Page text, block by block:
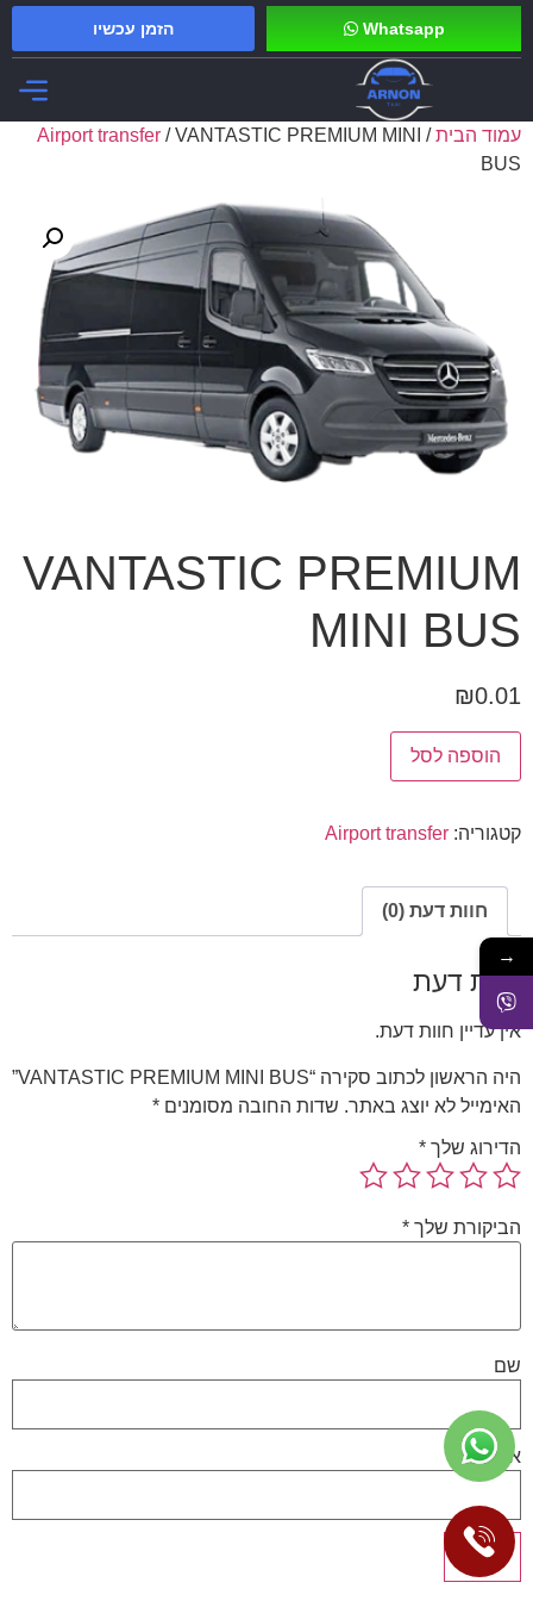
Whatsapp הזמן עכשיו
עמוד הבית/
Airport transfer / VANTASTIC PREMIUM MINI
BUS
VANTASTIC PREMIUM
MINI BUS
₪0.01
הוספה לסל
קטגוריה: Airport transfer
חוות דעת (0)
חוות דעת
אין עדיין חוות דעת.
היה הראשון לכתוב סקירה “VANTASTIC PREMIUM MINI BUS”
האימייל לא יוצג באתר. שדות החובה מסומנים *
הדירוג שלך *
הביקורת שלך *
שם
אימייל
→